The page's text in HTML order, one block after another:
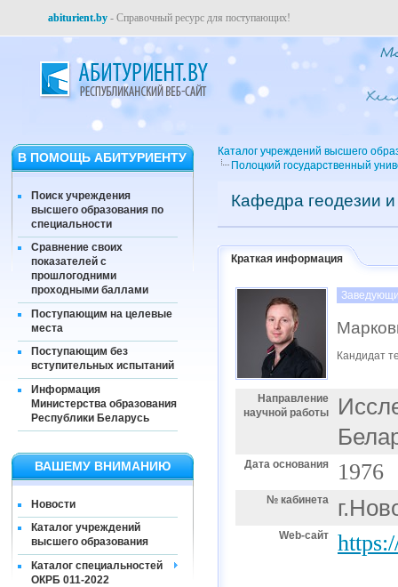
abiturient.by - Справочный ресурс для поступающих!
В ПОМОЩЬ АБИТУРИЕНТУ
Поиск учреждения
высшего образования по
специальности
Сравнение своих
показателей с
прошлогодними
проходными баллами
Поступающим на целевые
места
Поступающим без
вступительных испытаний
Информация
Министерства образования
Республики Беларусь
ВАШЕМУ ВНИМАНИЮ
Новости
Каталог учреждений
высшего образования
Каталог специальностей
ОКРБ 011-2022
Каталог учреждений высшего
Полоцкий государственный
Кафедра геодезии
Краткая информация
Кандидат
Направление
научной работы
Дата основания 1976
№ кабинета
Web-сайт